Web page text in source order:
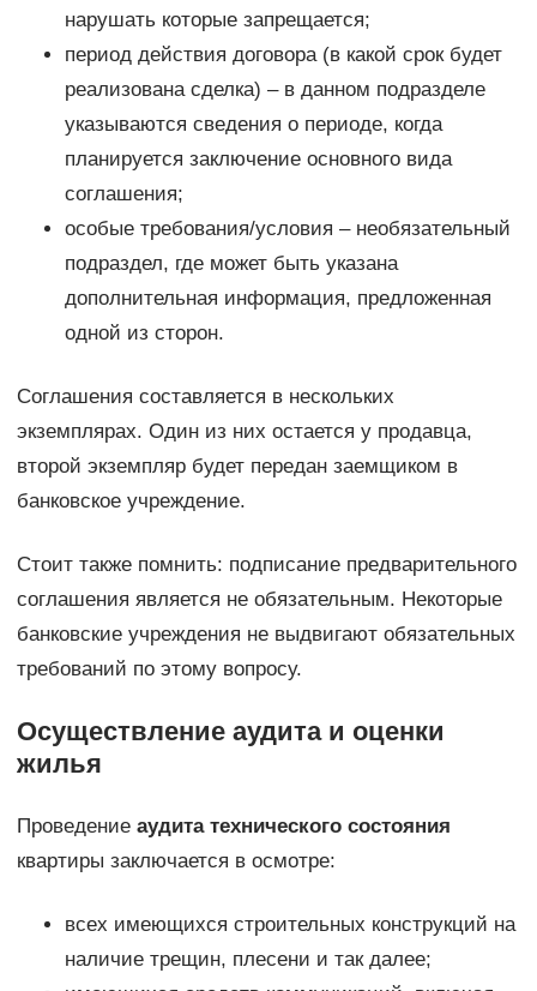
нарушать которые запрещается;
период действия договора (в какой срок будет
реализована сделка) – в данном подразделе
указываются сведения о периоде, когда
планируется заключение основного вида
соглашения;
особые требования/условия – необязательный
подраздел, где может быть указана
дополнительная информация, предложенная
одной из сторон.
Соглашения составляется в нескольких
экземплярах. Один из них остается у продавца,
второй экземпляр будет передан заемщиком в
банковское учреждение.
Стоит также помнить: подписание предварительного
соглашения является не обязательным. Некоторые
банковские учреждения не выдвигают обязательных
требований по этому вопросу.
Осуществление аудита и оценки
жилья
Проведение аудита технического состояния
квартиры заключается в осмотре:
всех имеющихся строительных конструкций на
наличие трещин, плесени и так далее;